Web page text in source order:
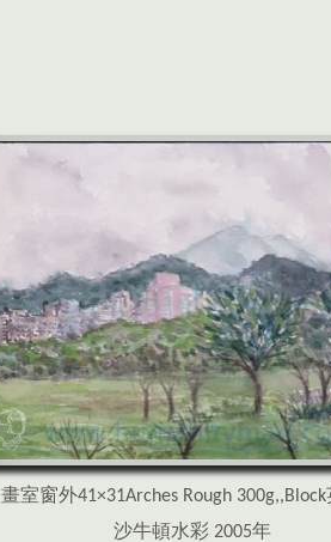
畫室窗外41×31Arches Rough
沙牛頓水彩 2005年